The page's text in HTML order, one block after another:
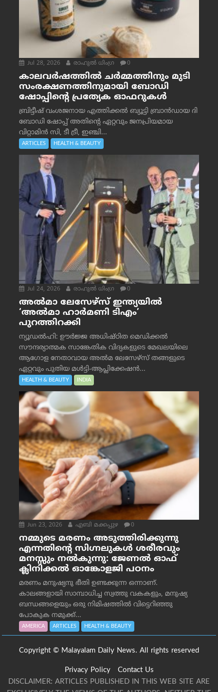
Jul 28, 2026 രാഹുല്‍ ധിംഗ്ര 0
കാലവർഷത്തിൽ ചർമ്മത്തിനും മുടി
സംരക്ഷണത്തിനുമായി ബോഡി
ഷോപ്പിന്റെ പ്രത്യേക ഓഫറുകൾ
ബ്രിട്ടീഷ് വംശജനായ എത്തിക്കൽ ബ്യൂട്ടി ബ്രാൻഡായ ദി
ബോഡി ഷോപ്പ് അതിന്റെ ഏറ്റവും ജനപ്രിയമായ
വിറ്റാമിൻ സി, ടീ ട്രീ, ഇഞ്ചി...
ARTICLES HEALTH & BEAUTY
Jul 24, 2026 രാഹുല്‍ ധിംഗ്ര 0
അൽമാ ലേസേഴ്സ് ഇന്ത്യയിൽ
‘അൽമാ ഹാർമണി ടിഎം’
പുറത്തിറക്കി
ന്യൂഡൽഹി: ഊർജ്ജ അധിഷ്ഠിത മെഡിക്കൽ
സൗന്ദര്യാത്മക സാങ്കേതിക വിദ്യകളുടെ മേഖലയിലെ
ആഗോള നേതാവായ അൽമ ലേസേഴ്സ് തങ്ങളുടെ
ഏറ്റവും പുതിയ മൾട്ടി-ആപ്ലിക്കേഷൻ...
HEALTH & BEAUTY INDIA
Jun 23, 2026 എബി മക്കപ്പുഴ 0
നമ്മുടെ മരണം അടുത്തിരിക്കുന്നു
എന്നതിന്റെ സിഗ്നലുകൾ ശരീരവും
മനസ്സും നല്‍കുന്നു: ജേണല്‍ ഓഫ്
ക്ലിനിക്കല്‍ ഓങ്കോളജി പഠനം
മരണം മനുഷ്യനു ഭീതി ഉണ്ടക്കുന്ന ഒന്നാണ്.
കാലങ്ങളായി സാമ്പാധിച്ച സ്വത്തു വകകളും, മനുഷ്യ
ബന്ധങ്ങളെയും ഒരു നിമിഷത്തിൽ വിട്ടെറിഞ്ഞു
പോകുക നമുക്ക്...
AMERICA ARTICLES HEALTH & BEAUTY
Copyright © Malayalam Daily News. All rights reserved
Privacy Policy
Contact Us
DISCLAIMER: ARTICLES PUBLISHED IN THIS WEB SITE ARE